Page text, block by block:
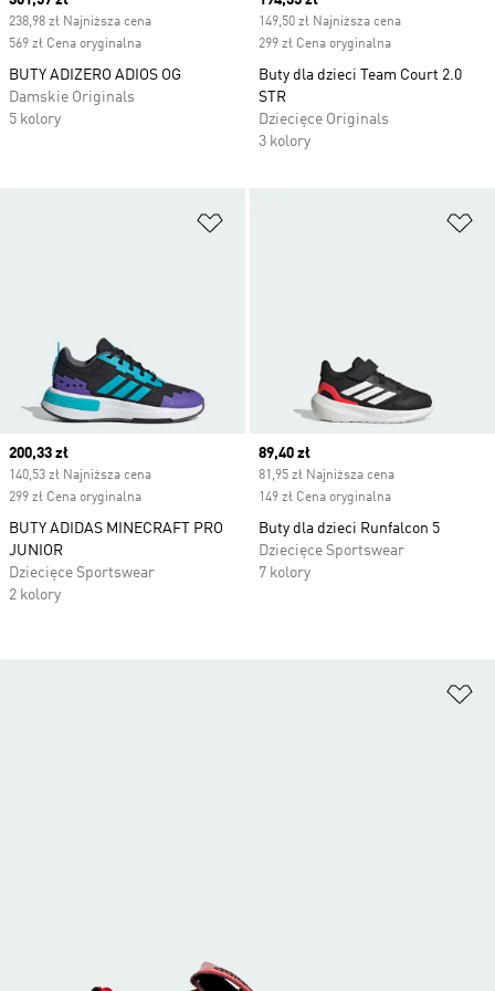
238,98 zł Najniższa cena
569 zł Cena oryginalna
BUTY ADIZERO ADIOS OG
Damskie Originals
5 kolory
149,50 zł Najniższa cena
299 zł Cena oryginalna
Buty dla dzieci Team Court 2.0
STR
Dziecięce Originals
3 kolory
Current price
200,33 zł
140,53 zł Najniższa cena
299 zł Cena oryginalna
BUTY ADIDAS MINECRAFT PRO
JUNIOR
Dziecięce Sportswear
2 kolory
Current price
89,40 zł
81,95 zł Najniższa cena
149 zł Cena oryginalna
Buty dla dzieci Runfalcon 5
Dziecięce Sportswear
7 kolory